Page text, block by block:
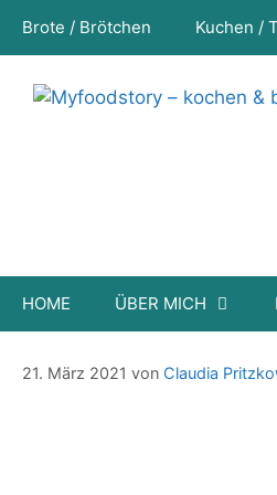
Inhalt
Brote / Brötchen Kuchen /
HOME ÜBER MICH
Bärlauch Hummus
21. März 2021 von Claudia